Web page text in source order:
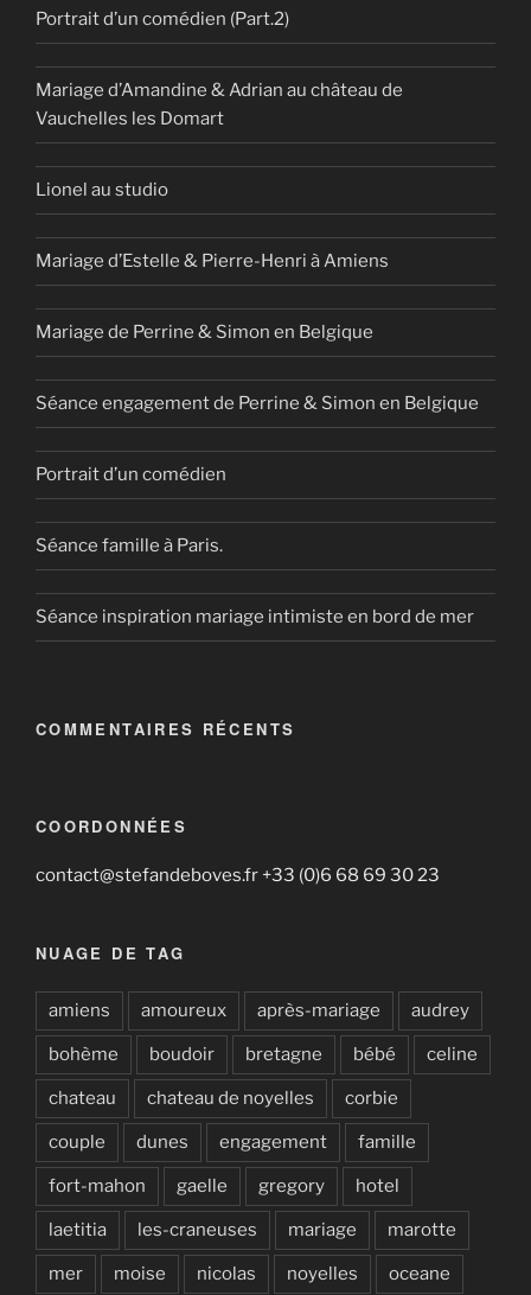
Portrait d’un comédien (Part.2)
Mariage d’Amandine & Adrian au château de
Vauchelles les Domart
Lionel au studio
Mariage d’Estelle & Pierre-Henri à Amiens
Mariage de Perrine & Simon en Belgique
Séance engagement de Perrine & Simon en Belgique
Portrait d’un comédien
Séance famille à Paris.
Séance inspiration mariage intimiste en bord de mer
COMMENTAIRES RÉCENTS
COORDONNÉES
contact@stefandeboves.fr +33 (0)6 68 69 30 23
NUAGE DE TAG
amiens amoureux après-mariage audrey
bohème boudoir bretagne bébé celine
chateau chateau de noyelles corbie
couple dunes engagement famille
fort-mahon gaelle gregory hotel
laetitia les-craneuses mariage marotte
mer moise nicolas noyelles oceane